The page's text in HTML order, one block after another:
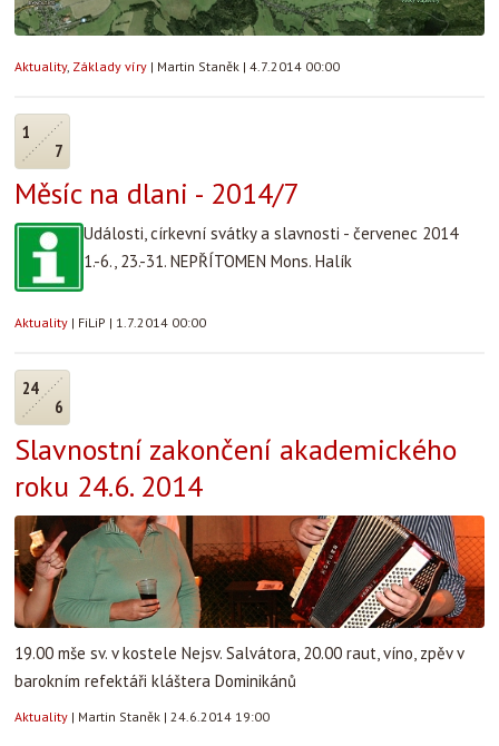
Aktuality, Základy víry | Martin Staněk | 4.7.2014 00:00
1
7
Měsíc na dlani - 2014/7
Události, církevní svátky a slavnosti - červenec 2014
1.-6., 23.-31. NEPŘÍTOMEN Mons. Halík
Aktuality | FiLiP | 1.7.2014 00:00
24
6
Slavnostní zakončení akademického
roku 24.6. 2014
19.00 mše sv. v kostele Nejsv. Salvátora, 20.00 raut, víno, zpěv v
barokním refektáři kláštera Dominikánů
Aktuality | Martin Staněk | 24.6.2014 19:00